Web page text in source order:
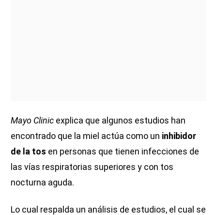
Mayo Clinic explica que algunos estudios han
encontrado que la miel actúa como un inhibidor
de la tos en personas que tienen infecciones de
las vías respiratorias superiores y con tos
nocturna aguda.
Lo cual respalda un análisis de estudios, el cual se